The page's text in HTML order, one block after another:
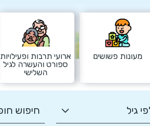
מעונות פשושים
ארועי תרבות ופעילויות
ספורט והעשרה לגיל
השלישי